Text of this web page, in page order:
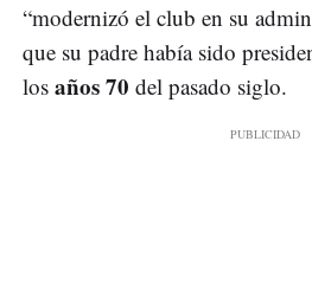
“modernizó el club en su
que su padre había sido
los años 70 del pasado siglo.